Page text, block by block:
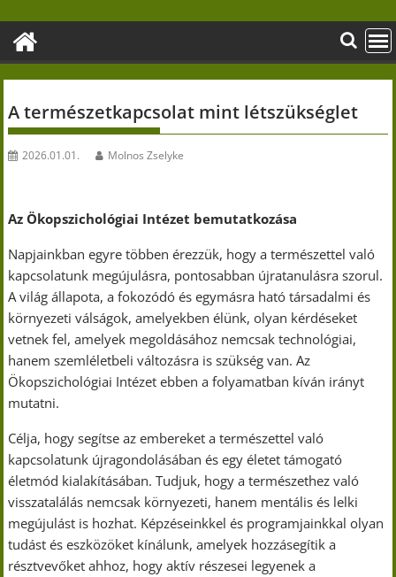
content
A természetkapcsolat mint létszükséglet
2026.01.01. Molnos Zselyke
Az Ökopszichológiai Intézet bemutatkozása
Napjainkban egyre többen érezzük, hogy a természettel való
kapcsolatunk megújulásra, pontosabban újratanulásra szorul.
A világ állapota, a fokozódó és egymásra ható társadalmi és
környezeti válságok, amelyekben élünk, olyan kérdéseket
vetnek fel, amelyek megoldásához nemcsak technológiai,
hanem szemléletbeli változásra is szükség van. Az
Ökopszichológiai Intézet ebben a folyamatban kíván irányt
mutatni.
Célja, hogy segítse az embereket a természettel való
kapcsolatunk újragondolásában és egy életet támogató
életmód kialakításában. Tudjuk, hogy a természethez való
visszatalálás nemcsak környezeti, hanem mentális és lelki
megújulást is hozhat. Képzéseinkkel és programjainkkal olyan
tudást és eszközöket kínálunk, amelyek hozzásegítik a
résztvevőket ahhoz, hogy aktív részesei legyenek a